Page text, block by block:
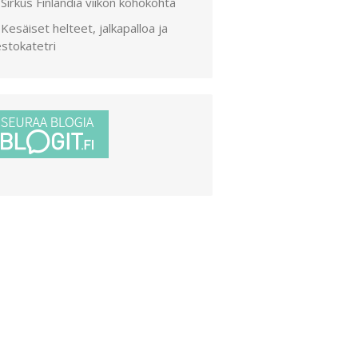
Kesäiset helteet, jalkapalloa ja